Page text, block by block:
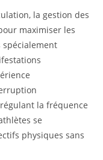
la gestion des
maximiser les
spécialement
la fréquence
se
physiques sans